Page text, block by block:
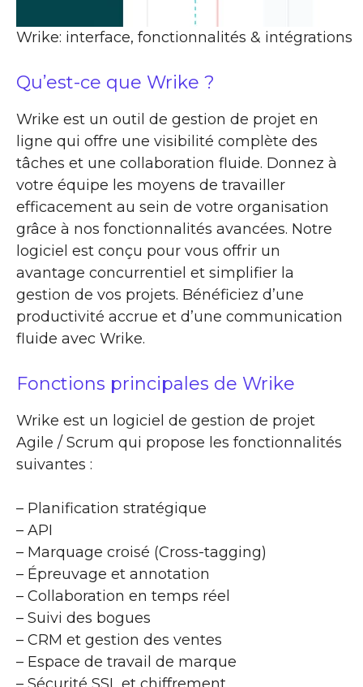
Wrike: interface, fonctionnalités & intégrations
Qu’est-ce que Wrike ?
Wrike est un outil de gestion de projet en
ligne qui offre une visibilité complète des
tâches et une collaboration fluide. Donnez à
votre équipe les moyens de travailler
efficacement au sein de votre organisation
grâce à nos fonctionnalités avancées. Notre
logiciel est conçu pour vous offrir un
avantage concurrentiel et simplifier la
gestion de vos projets. Bénéficiez d’une
productivité accrue et d’une communication
fluide avec Wrike.
Fonctions principales de Wrike
Wrike est un logiciel de gestion de projet
Agile / Scrum qui propose les fonctionnalités
suivantes :
– Planification stratégique
– API
– Marquage croisé (Cross-tagging)
– Épreuvage et annotation
– Collaboration en temps réel
– Suivi des bogues
– CRM et gestion des ventes
– Espace de travail de marque